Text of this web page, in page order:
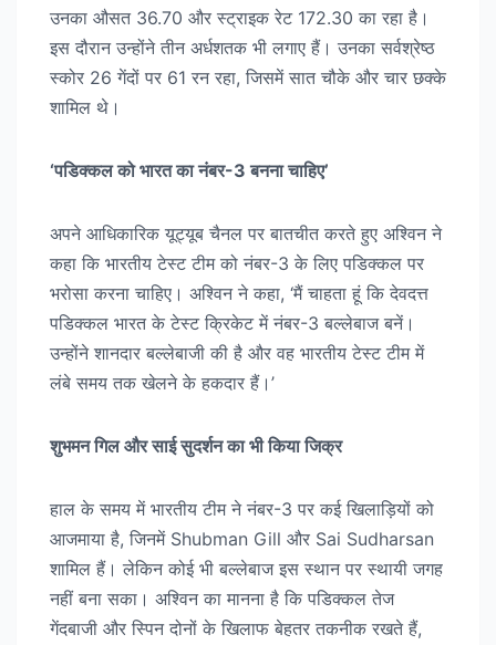
उनका औसत 36.70 और स्ट्राइक रेट 172.30 का रहा है।
इस दौरान उन्होंने तीन अर्धशतक भी लगाए हैं। उनका सर्वश्रेष्ठ
स्कोर 26 गेंदों पर 61 रन रहा, जिसमें सात चौके और चार छक्के
शामिल थे।
‘पडिक्कल को भारत का नंबर-3 बनना चाहिए’
अपने आधिकारिक यूट्यूब चैनल पर बातचीत करते हुए अश्विन ने
कहा कि भारतीय टेस्ट टीम को नंबर-3 के लिए पडिक्कल पर
भरोसा करना चाहिए। अश्विन ने कहा, ‘मैं चाहता हूं कि देवदत्त
पडिक्कल भारत के टेस्ट क्रिकेट में नंबर-3 बल्लेबाज बनें।
उन्होंने शानदार बल्लेबाजी की है और वह भारतीय टेस्ट टीम में
लंबे समय तक खेलने के हकदार हैं।’
शुभमन गिल और साई सुदर्शन का भी किया जिक्र
हाल के समय में भारतीय टीम ने नंबर-3 पर कई खिलाड़ियों को
आजमाया है, जिनमें Shubman Gill और Sai Sudharsan
शामिल हैं। लेकिन कोई भी बल्लेबाज इस स्थान पर स्थायी जगह
नहीं बना सका। अश्विन का मानना है कि पडिक्कल तेज
गेंदबाजी और स्पिन दोनों के खिलाफ बेहतर तकनीक रखते हैं,